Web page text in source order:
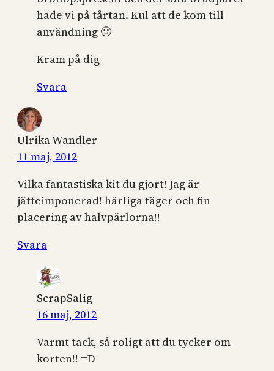
hade vi på tårtan. Kul att de kom till
användning 🙂
Kram på dig
Svara
Ulrika Wandler
11 maj, 2012
Vilka fantastiska kit du gjort! Jag är
jätteimponerad! härliga fäger och fin
placering av halvpärlorna!!
Svara
ScrapSalig
16 maj, 2012
Varmt tack, så roligt att du tycker om
korten!! =D